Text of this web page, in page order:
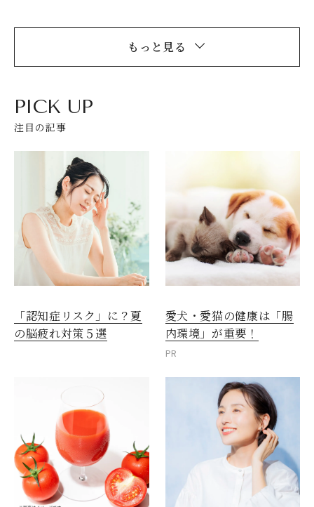
もっと見る
PICK UP
注目の記事
「認知症リスク」に？夏
の脳疲れ対策５選
愛犬・愛猫の健康は「腸
内環境」が重要！
PR